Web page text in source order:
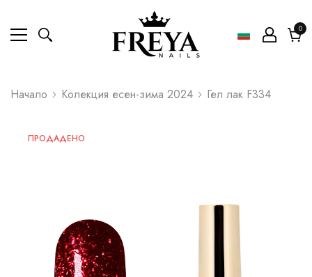
00
Начало Колекция есен-зима 2024 Гел лак F334
ПРОДАДЕНО